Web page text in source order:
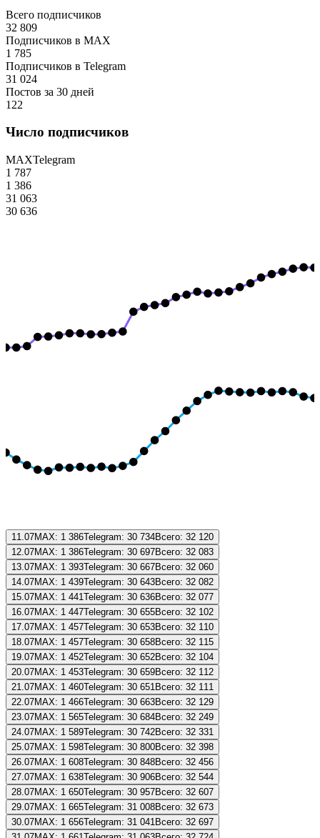
Всего подписчиков
32 809
Подписчиков в MAX
1 785
Подписчиков в Telegram
31 024
Постов за 30 дней
122
Число подписчиков
MAXTelegram
1 787
1 386
31 063
30 636
11.07MAX: 1 386Telegram: 30 734Всего: 32 120
12.07MAX: 1 386Telegram: 30 697Всего: 32 083
13.07MAX: 1 393Telegram: 30 667Всего: 32 060
14.07MAX: 1 439Telegram: 30 643Всего: 32 082
15.07MAX: 1 441Telegram: 30 636Всего: 32 077
16.07MAX: 1 447Telegram: 30 655Всего: 32 102
17.07MAX: 1 457Telegram: 30 653Всего: 32 110
18.07MAX: 1 457Telegram: 30 658Всего: 32 115
19.07MAX: 1 452Telegram: 30 652Всего: 32 104
20.07MAX: 1 453Telegram: 30 659Всего: 32 112
21.07MAX: 1 460Telegram: 30 651Всего: 32 111
22.07MAX: 1 466Telegram: 30 663Всего: 32 129
23.07MAX: 1 565Telegram: 30 684Всего: 32 249
24.07MAX: 1 589Telegram: 30 742Всего: 32 331
25.07MAX: 1 598Telegram: 30 800Всего: 32 398
26.07MAX: 1 608Telegram: 30 848Всего: 32 456
27.07MAX: 1 638Telegram: 30 906Всего: 32 544
28.07MAX: 1 650Telegram: 30 957Всего: 32 607
29.07MAX: 1 665Telegram: 31 008Всего: 32 673
30.07MAX: 1 656Telegram: 31 041Всего: 32 697